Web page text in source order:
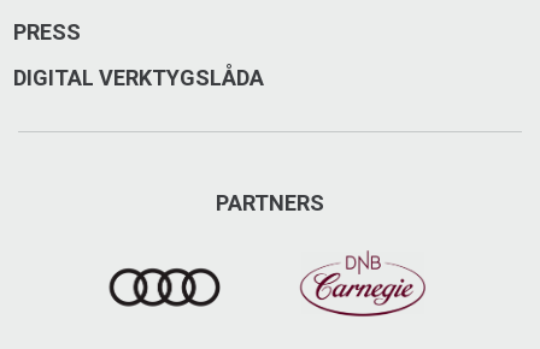
PRESS
DIGITAL VERKTYGSLÅDA
PARTNERS